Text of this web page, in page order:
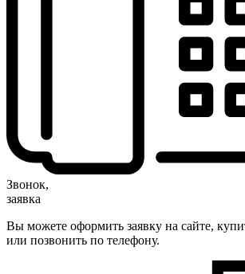
Звонок,
заявка
Вы можете оформить заявку на сайте,
или позвонить по телефону.